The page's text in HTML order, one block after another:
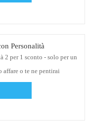
Personalità
2 per 1 sconto - solo per un
o te ne pentirai